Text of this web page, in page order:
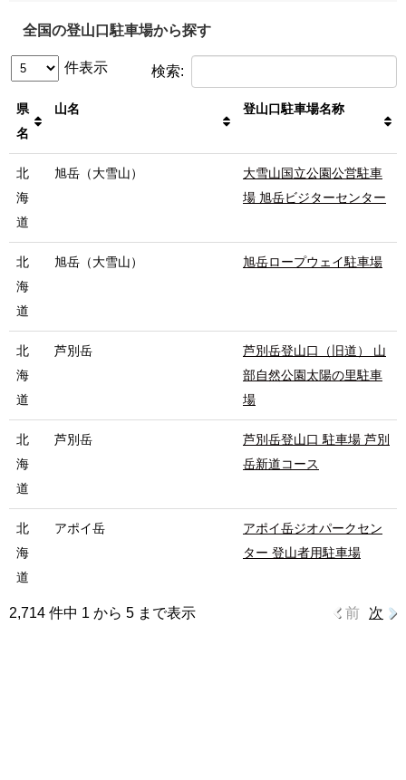
全国の登山口駐車場から探す
件表示 検索:
県
名
山名 登山口駐車場名称
北
海
道
旭岳（大雪山）
大雪山国立公園公営駐車
場 旭岳ビジターセンター
北
海
道
旭岳（大雪山） 旭岳ロープウェイ駐車場
北
海
道
芦別岳
芦別岳登山口（旧道） 山
部自然公園太陽の里駐車
場
北
海
道
芦別岳
芦別岳登山口 駐車場 芦別
岳新道コース
北
海
道
アポイ岳
アポイ岳ジオパークセン
ター 登山者用駐車場
2,714 件中 1 から 5 まで表示 前 次